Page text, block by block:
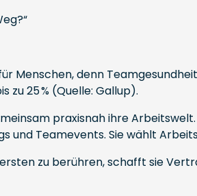
Menschen, denn
zu 25 % (Quelle: Gallup).
praxisnah ihre
und Teamevents. Sie wählt
zu berühren, schafft sie